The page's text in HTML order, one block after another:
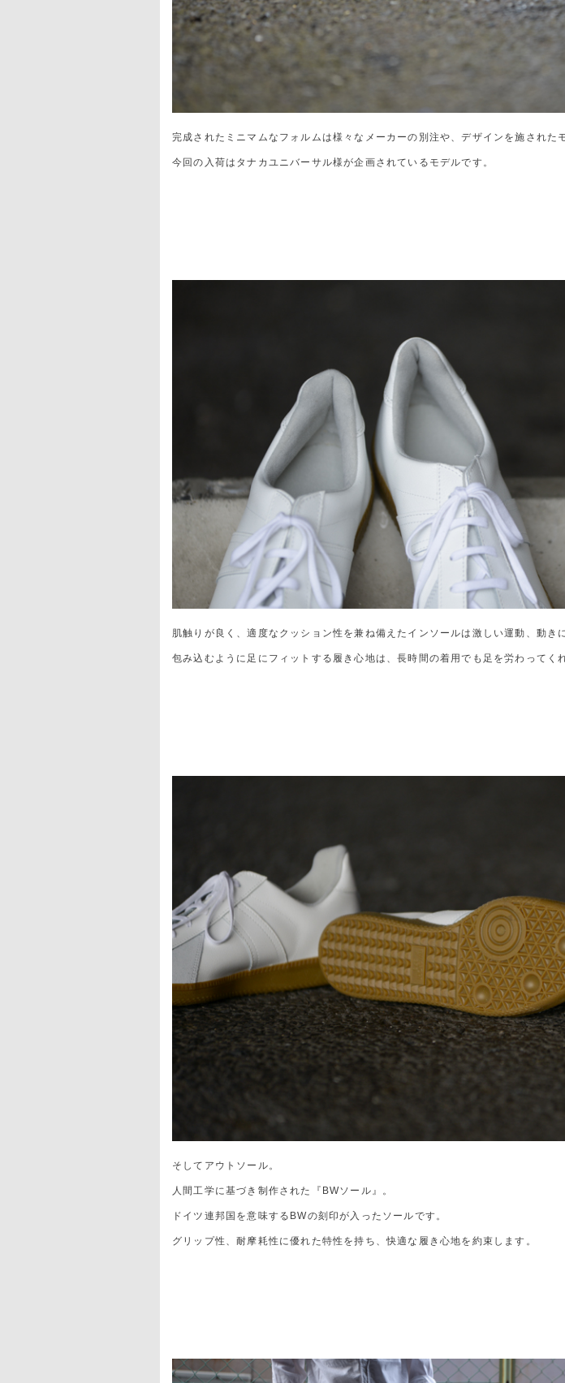
完成されたミニマムなフォルムは様々なメーカーの別注や、デザインを施された
今回の入荷はタナカユニバーサル様が企画されているモデルです。
肌触りが良く、適度なクッション性を兼ね備えたインソールは激しい運動、動き
包み込むように足にフィットする履き心地は、長時間の着用でも足を労わってく
そしてアウトソール。
人間工学に基づき制作された『BWソール』。
ドイツ連邦国を意味するBWの刻印が入ったソールです。
グリップ性、耐摩耗性に優れた特性を持ち、快適な履き心地を約束します。